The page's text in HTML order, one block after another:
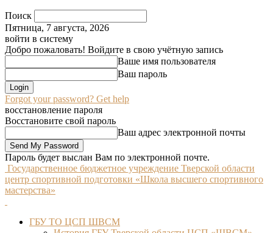
Поиск
Пятница, 7 августа, 2026
войти в систему
Добро пожаловать! Войдите в свою учётную запись
Ваше имя пользователя
Ваш пароль
Forgot your password? Get help
восстановление пароля
Восстановите свой пароль
Ваш адрес электронной почты
Пароль будет выслан Вам по электронной почте.
Государственное бюджетное учреждение Тверской области
центр спортивной подготовки «Школа высшего спортивного
мастерства»
ГБУ ТО ЦСП ШВСМ